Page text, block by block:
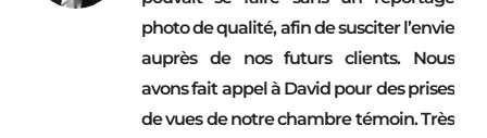
photo de qualité, afin de susciter l’envie
auprès de nos futurs clients. Nous
avons fait appel à David pour des prises
de vues de notre chambre témoin. Très